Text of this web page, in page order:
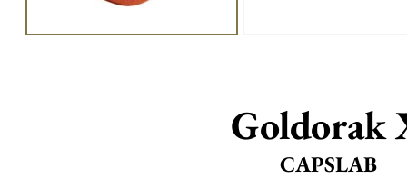
Goldorak
CAPSLAB